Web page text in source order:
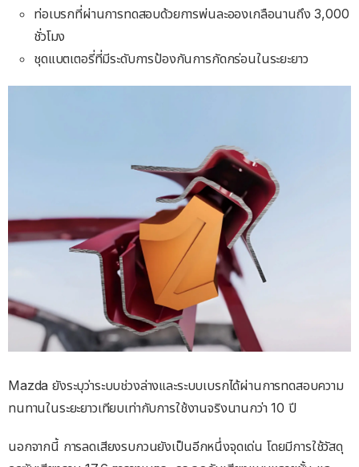
ท่อเบรกที่ผ่านการทดสอบด้วยการพ่นละอองเกลือนานถึง 3,000
ชั่วโมง
ชุดแบตเตอรี่ที่มีระดับการป้องกันการกัดกร่อนในระยะยาว
Mazda ยังระบุว่าระบบช่วงล่างและระบบเบรกได้ผ่านการทดสอบความ
ทนทานในระยะยาวเทียบเท่ากับการใช้งานจริงนานกว่า 10 ปี
นอกจากนี้ การลดเสียงรบกวนยังเป็นอีกหนึ่งจุดเด่น โดยมีการใช้วัสดุ